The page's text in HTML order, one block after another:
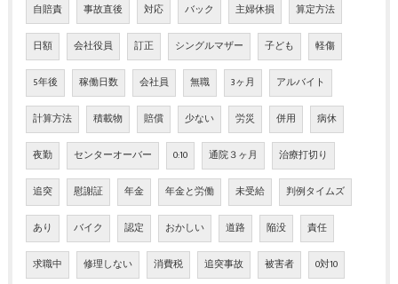
自賠責 事故直後 対応 バック 主婦休損 算定方法
日額 会社役員 訂正 シングルマザー 子ども 軽傷
5年後 稼働日数 会社員 無職 3ヶ月 アルバイト
計算方法 積載物 賠償 少ない 労災 併用 病休
夜勤 センターオーバー 0:10 通院３ヶ月 治療打切り
追突 慰謝証 年金 年金と労働 未受給 判例タイムズ
あり バイク 認定 おかしい 道路 陥没 責任
求職中 修理しない 消費税 追突事故 被害者 0対10